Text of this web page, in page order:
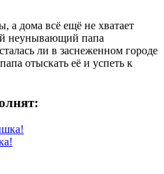
а дома всё ещё не хватает
неунывающий папа
ли в заснеженном городе
отыскать её и успеть к